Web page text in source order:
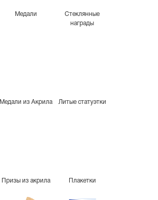
Медали
Стеклянные
награды
Медали из Акрила Литые статуэтки
Призы из акрила Плакетки